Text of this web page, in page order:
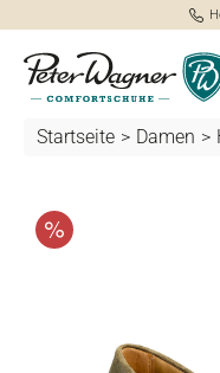
springen
Startseite > Damen >
Bildergalerie